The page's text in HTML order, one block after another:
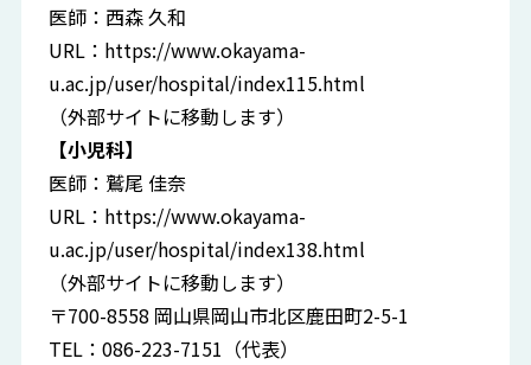
医師：西森 久和
URL： https://www.okayama-
u.ac.jp/user/hospital/index115.html
（外部サイトに移動します）
【小児科】
医師：鷲尾 佳奈
URL： https://www.okayama-
u.ac.jp/user/hospital/index138.html
（外部サイトに移動します）
〒700-8558 岡山県岡山市北区鹿田町2-5-1
TEL：086-223-7151（代表）